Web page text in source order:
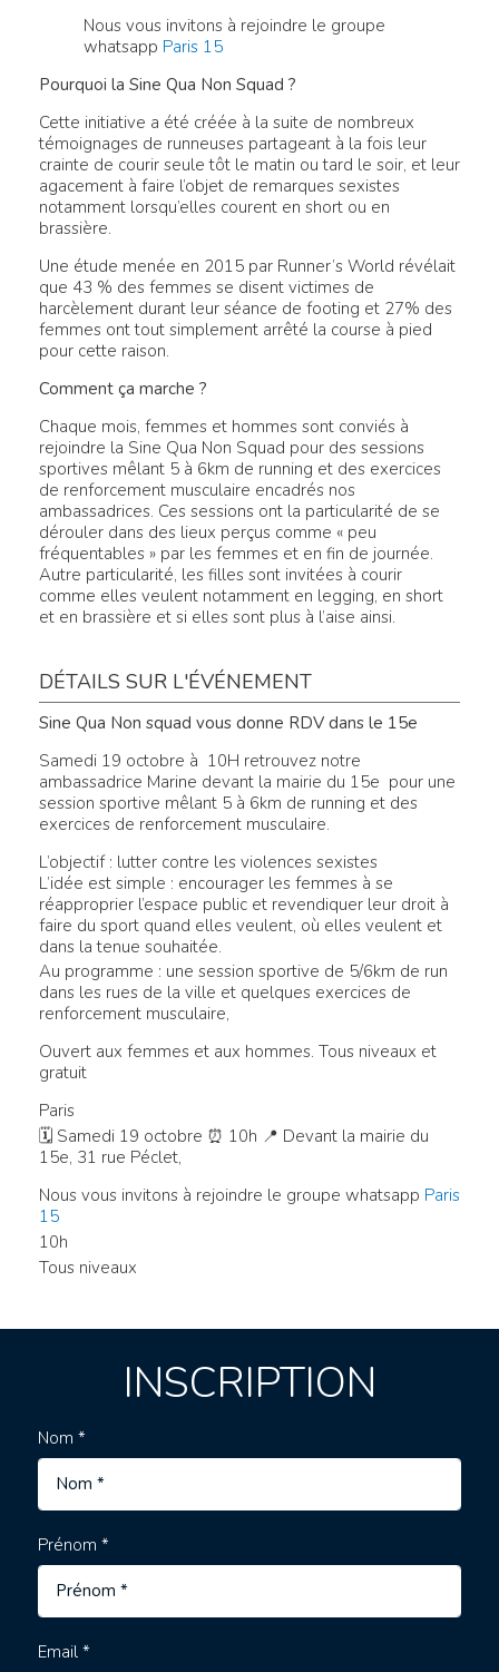
Nous vous invitons à rejoindre le groupe
whatsapp Paris 15
Pourquoi la Sine Qua Non Squad ?
Cette initiative a été créée à la suite de nombreux
témoignages de runneuses partageant à la fois leur
crainte de courir seule tôt le matin ou tard le soir, et leur
agacement à faire l’objet de remarques sexistes
notamment lorsqu’elles courent en short ou en
brassière.
Une étude menée en 2015 par Runner’s World révélait
que 43 % des femmes se disent victimes de
harcèlement durant leur séance de footing et 27% des
femmes ont tout simplement arrêté la course à pied
pour cette raison.
Comment ça marche ?
Chaque mois, femmes et hommes sont conviés à
rejoindre la Sine Qua Non Squad pour des sessions
sportives mêlant 5 à 6km de running et des exercices
de renforcement musculaire encadrés nos
ambassadrices. Ces sessions ont la particularité de se
dérouler dans des lieux perçus comme « peu
fréquentables » par les femmes et en fin de journée.
Autre particularité, les filles sont invitées à courir
comme elles veulent notamment en legging, en short
et en brassière et si elles sont plus à l’aise ainsi.
DÉTAILS SUR L'ÉVÉNEMENT
Sine Qua Non squad vous donne RDV dans le 15e
Samedi 19 octobre à 10H retrouvez notre
ambassadrice Marine devant la mairie du 15e pour une
session sportive mêlant 5 à 6km de running et des
exercices de renforcement musculaire.
L’objectif : lutter contre les violences sexistes
L’idée est simple : encourager les femmes à se
réapproprier l’espace public et revendiquer leur droit à
faire du sport quand elles veulent, où elles veulent et
dans la tenue souhaitée.
Au programme : une session sportive de 5/6km de run
dans les rues de la ville et quelques exercices de
renforcement musculaire,
Ouvert aux femmes et aux hommes. Tous niveaux et
gratuit
Paris
🗓 Samedi 19 octobre ⏰ 10h 📍 Devant la mairie du
15e, 31 rue Péclet,
Nous vous invitons à rejoindre le groupe whatsapp Paris
15
10h
Tous niveaux
INSCRIPTION
Nom *
Prénom *
Email *